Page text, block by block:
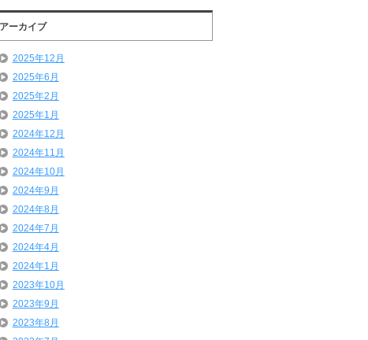
アーカイブ
2025年12月
2025年6月
2025年2月
2025年1月
2024年12月
2024年11月
2024年10月
2024年9月
2024年8月
2024年7月
2024年4月
2024年1月
2023年10月
2023年9月
2023年8月